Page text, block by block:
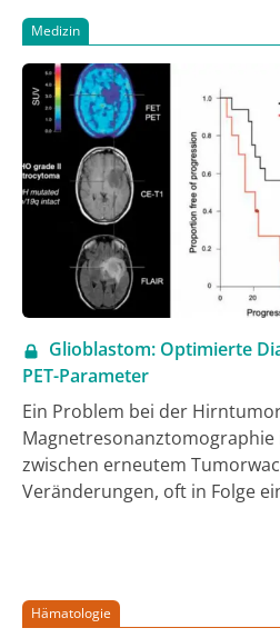
Medizin
Glioblastom: Optimierte
PET-Parameter
Ein Problem bei der
zwischen erneutem
Veränderungen, oft in Folge
Therapieansprechens
Prognose der
bildgebender Verfahren
Hämatologie